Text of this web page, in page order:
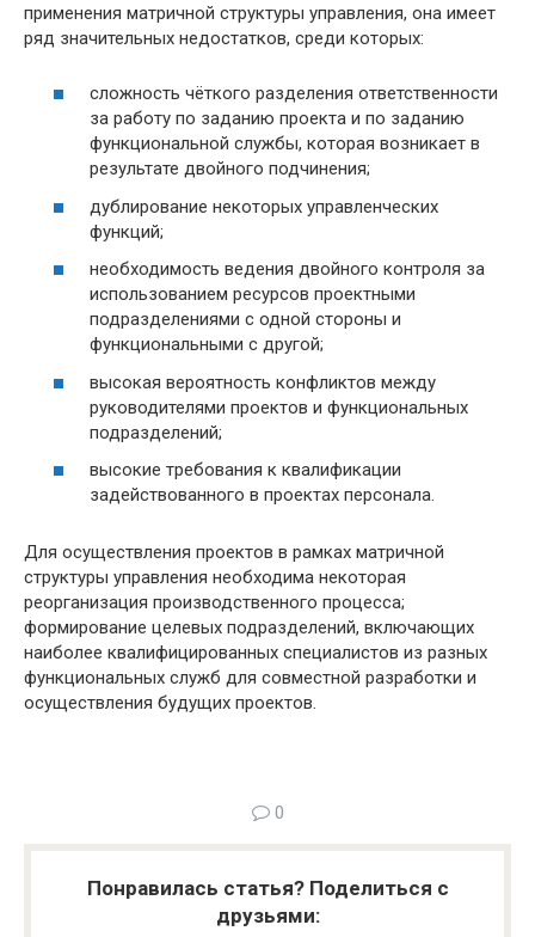
применения матричной структуры управления, она имеет
ряд значительных недостатков, среди которых:
сложность чёткого разделения ответственности
за работу по заданию проекта и по заданию
функциональной службы, которая возникает в
результате двойного подчинения;
дублирование некоторых управленческих
функций;
необходимость ведения двойного контроля за
использованием ресурсов проектными
подразделениями с одной стороны и
функциональными с другой;
высокая вероятность конфликтов между
руководителями проектов и функциональных
подразделений;
высокие требования к квалификации
задействованного в проектах персонала.
Для осуществления проектов в рамках матричной
структуры управления необходима некоторая
реорганизация производственного процесса;
формирование целевых подразделений, включающих
наиболее квалифицированных специалистов из разных
функциональных служб для совместной разработки и
осуществления будущих проектов.
0
Понравилась статья? Поделиться с
друзьями: